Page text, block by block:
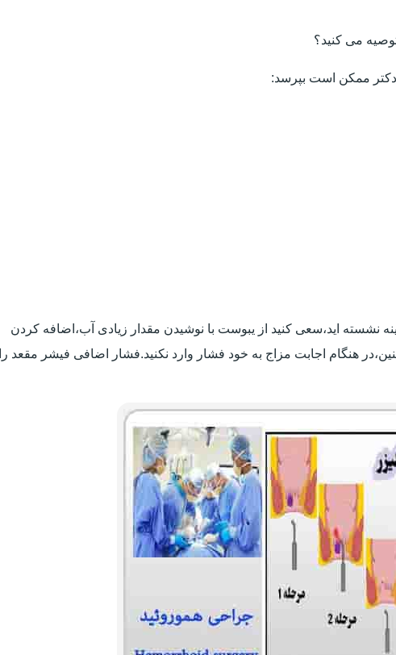
می کنید؟
دکتر ممکن است بپرسد:
نشسته اید،سعی کنید از یبوست با نوشیدن مقدار زیادی آب،اضافه کردن
هنگام اجابت مزاج به خود فشار وارد نکنید.فشار اضافی فیشر مقعد را